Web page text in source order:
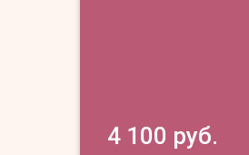
4 100 руб.